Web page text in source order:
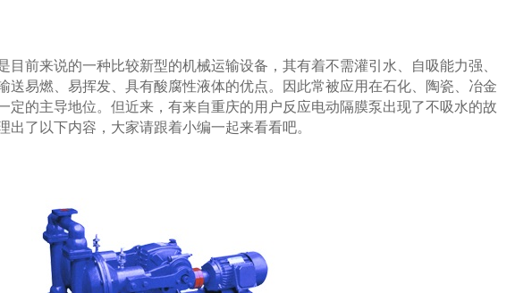
目前来说的一种比较新型的机械运输设备，其有着不需灌引水、自吸能力强、
送易燃、易挥发、具有酸腐性液体的优点。因此常被应用在石化、陶瓷、冶金
定的主导地位。但近来，有来自重庆的用户反应电动隔膜泵出现了不吸水的故
出了以下内容，大家请跟着小编一起来看看吧。